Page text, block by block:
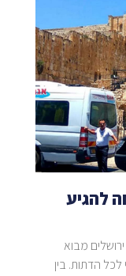
להגיע
מבוא
הדתות. בין